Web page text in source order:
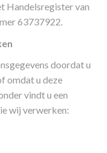
Handelsregister van
63737922.
doordat u
omdat u deze
vindt u een
wij verwerken: